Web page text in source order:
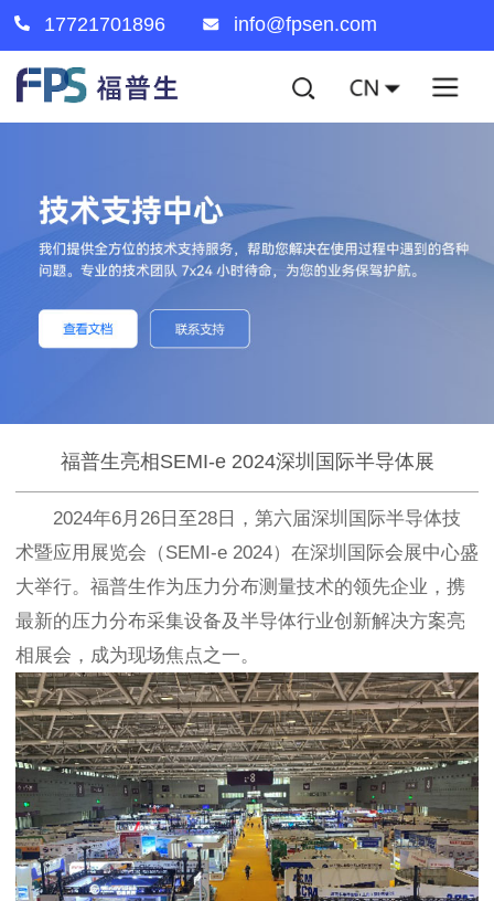
17721701896 info@fpsen.com
福普生亮相SEMI-e 2024深圳国际半导体展
2024年6月26日至28日，第六届深圳国际半导体技
术暨应用展览会（SEMI-e 2024）在深圳国际会展中心盛
大举行。福普生作为压力分布测量技术的领先企业，携
最新的压力分布采集设备及半导体行业创新解决方案亮
相展会，成为现场焦点之一。